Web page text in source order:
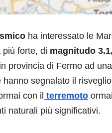
ha interessato le
più forte, di magnitudo 3.1,
in provincia di Fermo ad
segnalato il
con il terremoto
naturali più significativi.